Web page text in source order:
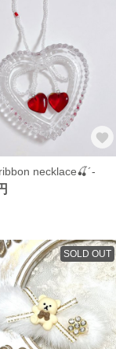
necklace🍒´-
SOLD OUT